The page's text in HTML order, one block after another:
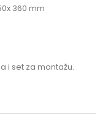
360 mm
i set za montažu.